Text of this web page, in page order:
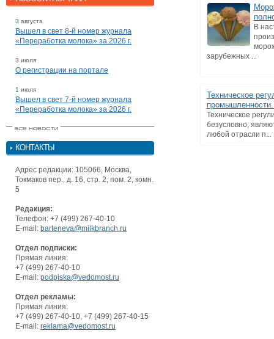
3 августа
Вышел в свет 8-й номер журнала
«Переработка молока» за 2026 г.
3 июля
О регистрации на портале
1 июля
Вышел в свет 7-й номер журнала
«Переработка молока» за 2026 г.
КОНТАКТЫ
Адрес редакции: 105066, Москва,
Токмаков пер., д. 16, стр. 2, пом. 2, комн.
5
Редакция:
Телефон: +7 (499) 267-40-10
E-mail: barteneva@milkbranch.ru
Отдел подписки:
Прямая линия:
+7 (499) 267-40-10
E-mail: podpiska@vedomost.ru
Отдел рекламы:
Прямая линия:
+7 (499) 267-40-10, +7 (499) 267-40-15
E-mail: reklama@vedomost.ru
В
зарубежных ...
Техническое
промышленности.
Техническое
безусловно,
любой отрасли п...